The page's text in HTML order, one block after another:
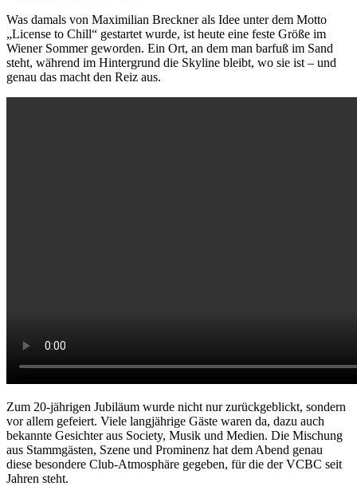
Was damals von Maximilian Brecknerals Idee unter dem Motto
„License to Chill“ gestartet wurde, ist heute eine feste Größe im
Wiener Sommer geworden. Ein Ort, an dem man barfuß im Sand
steht, während im Hintergrund die Skyline bleibt, wo sie ist – und
genau das macht den Reiz aus.
Zum 20-jährigen Jubiläum wurde nicht nur zurückgeblickt, sondern
vor allem gefeiert. Viele langjährige Gäste waren da, dazu auch
bekannte Gesichter aus Society, Musik und Medien. Die Mischung
aus Stammgästen, Szene und Prominenz hat dem Abend genau
diese besondere Club-Atmosphäre gegeben, für die der VCBC seit
Jahren steht.